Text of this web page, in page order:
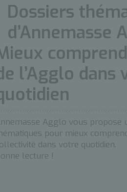
Dossiers
d’Annemasse
l’Agglo dans
Agglo vous propose
pour mieux
dans votre quotidien.
lecture !